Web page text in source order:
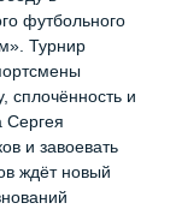
футбольного
Турнир
сплочённость и
Сергея
и завоевать
ждёт новый